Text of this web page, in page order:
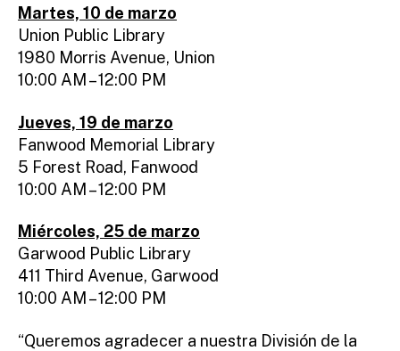
Martes, 10 de marzo
Union Public Library
1980 Morris Avenue, Union
10:00 AM – 12:00 PM
Jueves, 19 de marzo
Fanwood Memorial Library
5 Forest Road, Fanwood
10:00 AM – 12:00 PM
Miércoles, 25 de marzo
Garwood Public Library
411 Third Avenue, Garwood
10:00 AM – 12:00 PM
“Queremos agradecer a nuestra División de la